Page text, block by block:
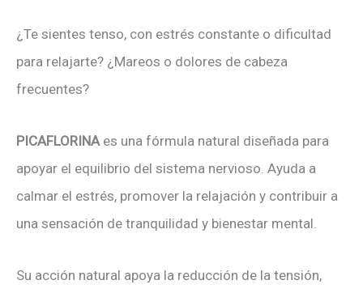
¿Te sientes tenso, con estrés constante o dificultad
para relajarte? ¿Mareos o dolores de cabeza
frecuentes?
PICAFLORINAes una fórmula natural diseñada para
apoyar el equilibrio del sistema nervioso. Ayuda a
calmar el estrés, promover la relajación y contribuir a
una sensación de tranquilidad y bienestar mental.
Su acción natural apoya la reducción de la tensión,